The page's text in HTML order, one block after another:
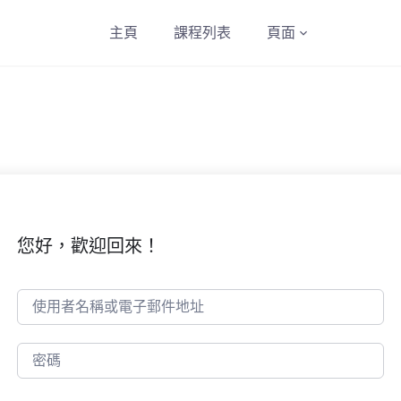
主頁 課程列表 頁面
您好，歡迎回來！